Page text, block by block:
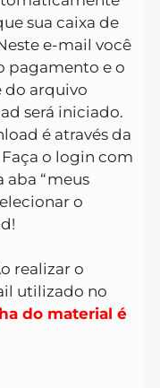
sua caixa de
e-mail você
pagamento e o
do arquivo
será iniciado.
é através da
o login com
aba “meus
o
realizar o
utilizado no
do material é